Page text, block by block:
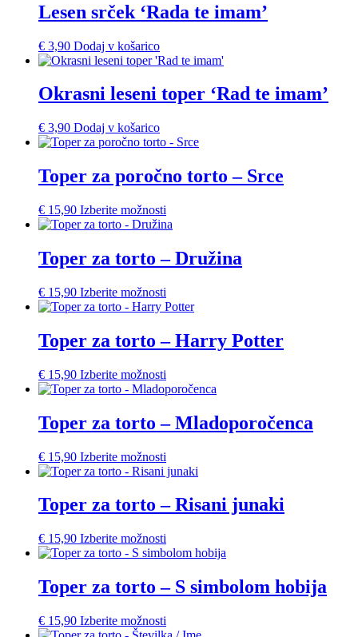
Lesen srček ‘Rada te imam’
€ 3,90 Dodaj v košarico
Okrasni leseni toper ‘Rad te imam’
€ 3,90 Dodaj v košarico
Toper za poročno torto – Srce
€ 15,90 Izberite možnosti
Toper za torto – Družina
€ 15,90 Izberite možnosti
Toper za torto – Harry Potter
€ 15,90 Izberite možnosti
Toper za torto – Mladoporočenca
€ 15,90 Izberite možnosti
Toper za torto – Risani junaki
€ 15,90 Izberite možnosti
Toper za torto – S simbolom hobija
€ 15,90 Izberite možnosti